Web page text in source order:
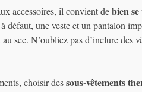
accessoires, il convient debien
défaut, une veste et un pantalon
sec. N’oubliez pas d’inclure des
choisir dessous-vêtements